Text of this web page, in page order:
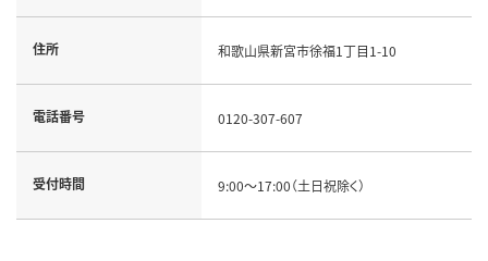
住所 和歌山県新宮市徐福1丁目1-10
電話番号 0120-307-607
受付時間 9:00～17:00（土日祝除く）